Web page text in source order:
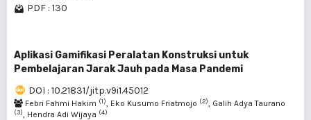
PDF : 130
Aplikasi Gamifikasi Peralatan Konstruksi untuk
Pembelajaran Jarak Jauh pada Masa Pandemi
DOI : 10.21831/jitp.v9i1.45012
Febri Fahmi Hakim (1), Eko Kusumo Friatmojo (2), Galih Adya Taurano
(3), Hendra Adi Wijaya (4)